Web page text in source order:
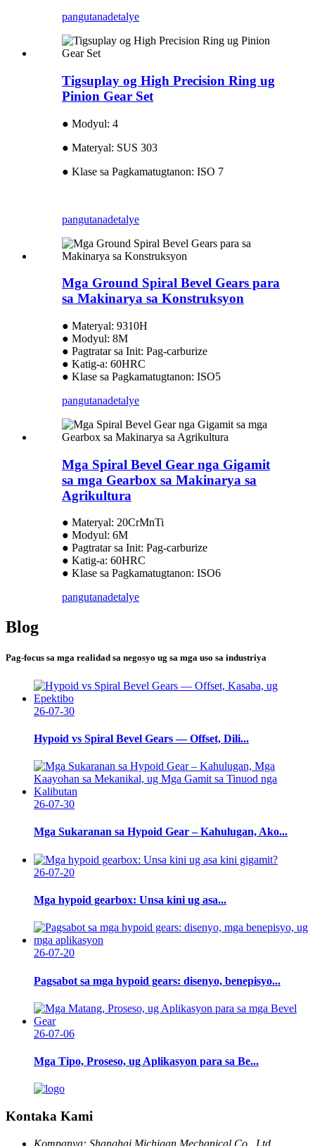
pangutanadetalye
Tigsuplay og High Precision Ring ug
Pinion Gear Set
● Modyul: 4
● Materyal: SUS 303
● Klase sa Pagkamatugtanon: ISO 7
pangutanadetalye
Mga Ground Spiral Bevel Gears para
sa Makinarya sa Konstruksyon
● Materyal: 9310H
● Modyul: 8M
● Pagtratar sa Init: Pag-carburize
● Katig-a: 60HRC
● Klase sa Pagkamatugtanon: ISO5
pangutanadetalye
Mga Spiral Bevel Gear nga Gigamit
sa mga Gearbox sa Makinarya sa
Agrikultura
● Materyal: 20CrMnTi
● Modyul: 6M
● Pagtratar sa Init: Pag-carburize
● Katig-a: 60HRC
● Klase sa Pagkamatugtanon: ISO6
pangutanadetalye
Blog
Pag-focus sa mga realidad sa negosyo ug sa mga uso sa industriya
26-07-30
Hypoid vs Spiral Bevel Gears — Offset, Dili...
26-07-30
Mga Sukaranan sa Hypoid Gear – Kahulugan, Ako...
26-07-20
Mga hypoid gearbox: Unsa kini ug asa...
26-07-20
Pagsabot sa mga hypoid gears: disenyo, benepisyo...
26-07-06
Mga Tipo, Proseso, ug Aplikasyon para sa Be...
Kontaka Kami
Kompanya: Shanghai Michigan Mechanical Co., Ltd.